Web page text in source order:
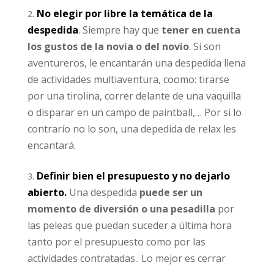
No elegir por libre la temática de la
despedida. Siempre hay que tener en cuenta
los gustos de la novia o del novio. Si son
aventureros, le encantarán una despedida llena
de actividades multiaventura, coomo: tirarse
por una tirolina, correr delante de una vaquilla
o disparar en un campo de paintball,… Por si lo
contrarío no lo son, una depedida de relax les
encantará.
Definir bien el presupuesto y no dejarlo
abierto. Una despedida puede ser un
momento de diversión o una pesadilla por
las peleas que puedan suceder a última hora
tanto por el presupuesto como por las
actividades contratadas.. Lo mejor es cerrar